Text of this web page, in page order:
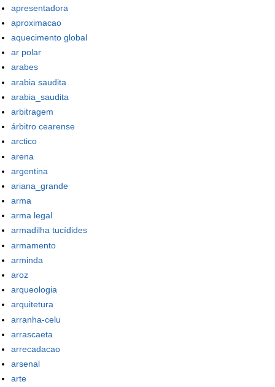
apresentadora
aproximacao
aquecimento global
ar polar
arabes
arabia saudita
arabia_saudita
arbitragem
árbitro cearense
arctico
arena
argentina
ariana_grande
arma
arma legal
armadilha tucídides
armamento
arminda
aroz
arqueologia
arquitetura
arranha-celu
arrascaeta
arrecadacao
arsenal
arte